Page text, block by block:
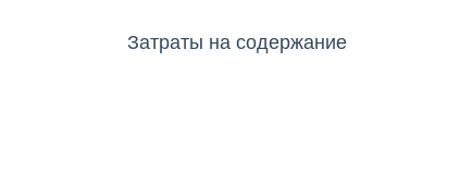
Затраты на содержание